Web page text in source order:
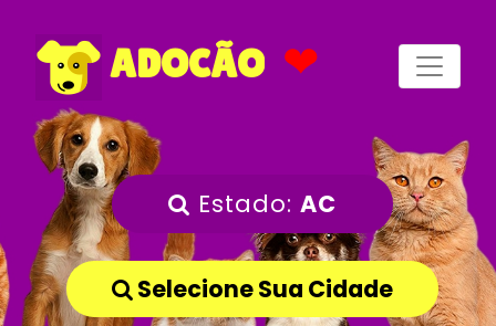
ADOCÃO ❤
Estado: AC
Selecione Sua Cidade